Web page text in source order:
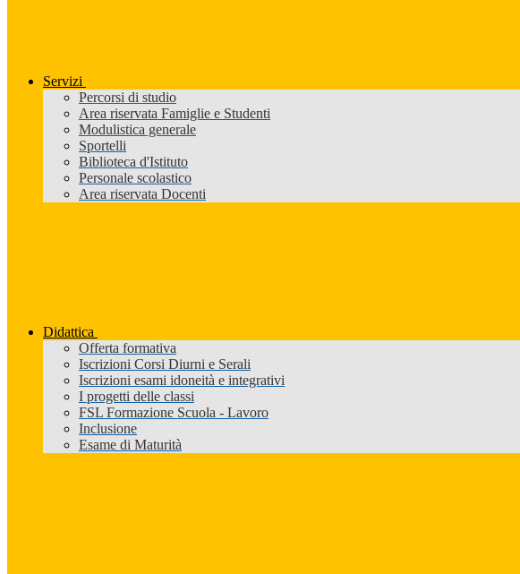
Servizi
Percorsi di studio
Area riservata Famiglie e Studenti
Modulistica generale
Sportelli
Biblioteca d'Istituto
Personale scolastico
Area riservata Docenti
Didattica
Offerta formativa
Iscrizioni Corsi Diurni e Serali
Iscrizioni esami idoneità e integrativi
I progetti delle classi
FSL Formazione Scuola - Lavoro
Inclusione
Esame di Maturità